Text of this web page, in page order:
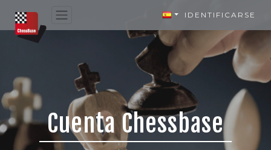
IDENTIFICARSE
Cuenta Chessbase